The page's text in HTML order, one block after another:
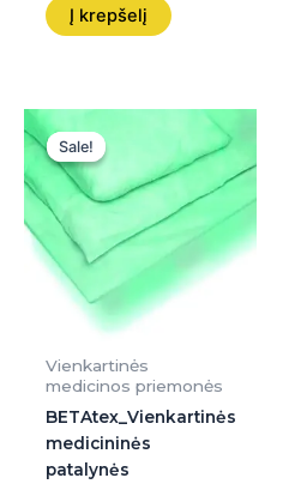
Į krepšelį
Sale!
Sale!
Vienkartinės
medicinos priemonės
BETAtex_Vienkartinės
medicininės
patalynės
price
was:
3,80 €.
Current
is:
3,80 €.